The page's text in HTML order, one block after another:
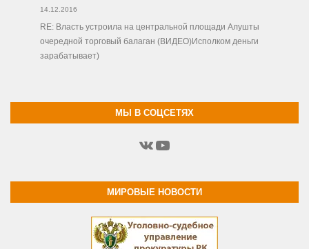
14.12.2016
RE: Власть устроила на центральной площади Алушты
очередной торговый балаган (ВИДЕО)Исполком деньги
зарабатывает)
МЫ В СОЦСЕТЯХ
ВКонтакте
YouTube
МИРОВЫЕ НОВОСТИ